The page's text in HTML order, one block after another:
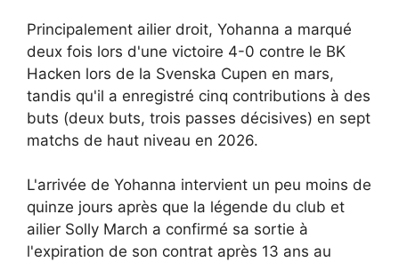
Principalement ailier droit, Yohanna a marqué
deux fois lors d'une victoire 4-0 contre le BK
Hacken lors de la Svenska Cupen en mars,
tandis qu'il a enregistré cinq contributions à des
buts (deux buts, trois passes décisives) en sept
matchs de haut niveau en 2026.
L'arrivée de Yohanna intervient un peu moins de
quinze jours après que la légende du club et
ailier Solly March a confirmé sa sortie à
l'expiration de son contrat après 13 ans au